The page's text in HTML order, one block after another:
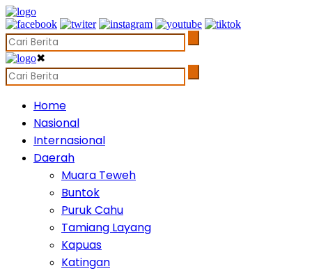
✖
Home
Nasional
Internasional
Daerah
Muara Teweh
Buntok
Puruk Cahu
Tamiang Layang
Kapuas
Katingan